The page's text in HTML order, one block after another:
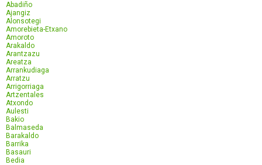
Abadiño
Ajangiz
Alonsotegi
Amorebieta-Etxano
Amoroto
Arakaldo
Arantzazu
Areatza
Arrankudiaga
Arratzu
Arrigorriaga
Artzentales
Atxondo
Aulesti
Bakio
Balmaseda
Barakaldo
Barrika
Basauri
Bedia